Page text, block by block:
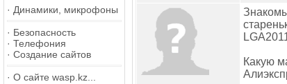
· Динамики, микрофоны
· Безопасность
· Телефония
· Создание сайтов
· О сайте wasp.kz...
Какую